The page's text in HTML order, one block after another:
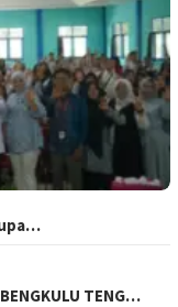
TENG…